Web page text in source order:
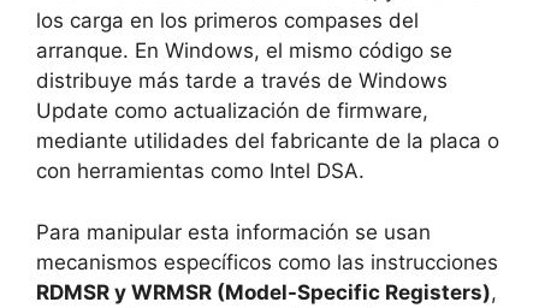
los carga en los primeros compases del
arranque. En Windows, el mismo código se
distribuye más tarde a través de Windows
Update como actualización de firmware,
mediante utilidades del fabricante de la placa o
con herramientas como Intel DSA.
Para manipular esta información se usan
mecanismos específicos como las instrucciones
RDMSR y WRMSR (Model-Specific Registers),